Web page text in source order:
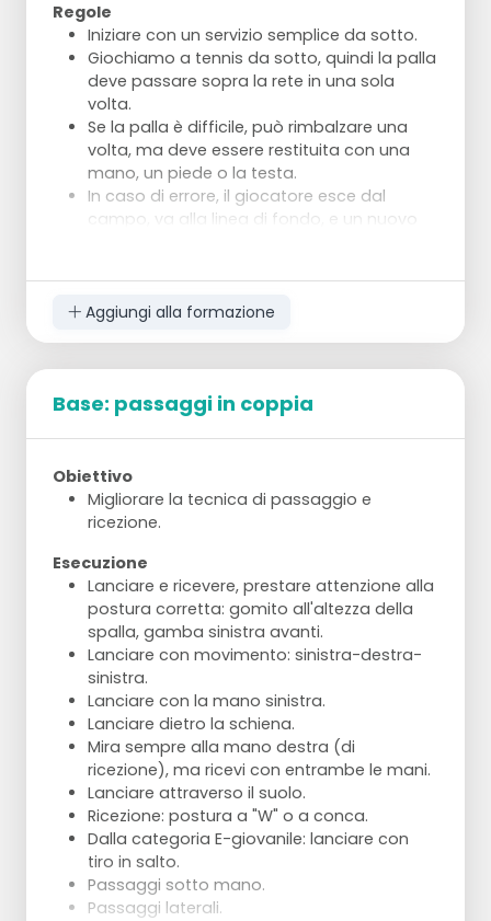
Regole
Iniziare con un servizio semplice da sotto.
Giochiamo a tennis da sotto, quindi la palla
deve passare sopra la rete in una sola
volta.
Se la palla è difficile, può rimbalzare una
volta, ma deve essere restituita con una
mano, un piede o la testa.
In caso di errore, il giocatore esce dal
campo, va alla linea di fondo, e un nuovo
Aggiungi alla formazione
Base: passaggi in coppia
Obiettivo
Migliorare la tecnica di passaggio e
ricezione.
Esecuzione
Lanciare e ricevere, prestare attenzione alla
postura corretta: gomito all'altezza della
spalla, gamba sinistra avanti.
Lanciare con movimento: sinistra-destra-
sinistra.
Lanciare con la mano sinistra.
Lanciare dietro la schiena.
Mira sempre alla mano destra (di
ricezione), ma ricevi con entrambe le mani.
Lanciare attraverso il suolo.
Ricezione: postura a "W" o a conca.
Dalla categoria E-giovanile: lanciare con
tiro in salto.
Passaggi sotto mano.
Passaggi laterali.